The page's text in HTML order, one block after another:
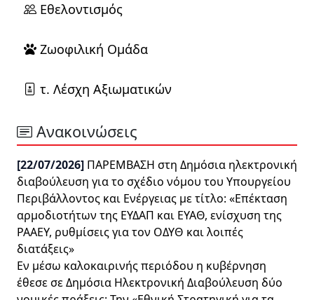
Εθελοντισμός
Ζωοφιλική Ομάδα
τ. Λέσχη Αξιωματικών
Ανακοινώσεις
[22/07/2026] ΠΑΡΕΜΒΑΣΗ στη Δημόσια ηλεκτρονική
διαβούλευση για το σχέδιο νόμου του Υπουργείου
Περιβάλλοντος και Ενέργειας με τίτλο: «Επέκταση
αρμοδιοτήτων της ΕΥΔΑΠ και ΕΥΑΘ, ενίσχυση της
ΡΑΑΕΥ, ρυθμίσεις για τον ΟΔΥΘ και λοιπές
διατάξεις»
Εν μέσω καλοκαιρινής περιόδου η κυβέρνηση
έθεσε σε Δημόσια Ηλεκτρονική Διαβούλευση δύο